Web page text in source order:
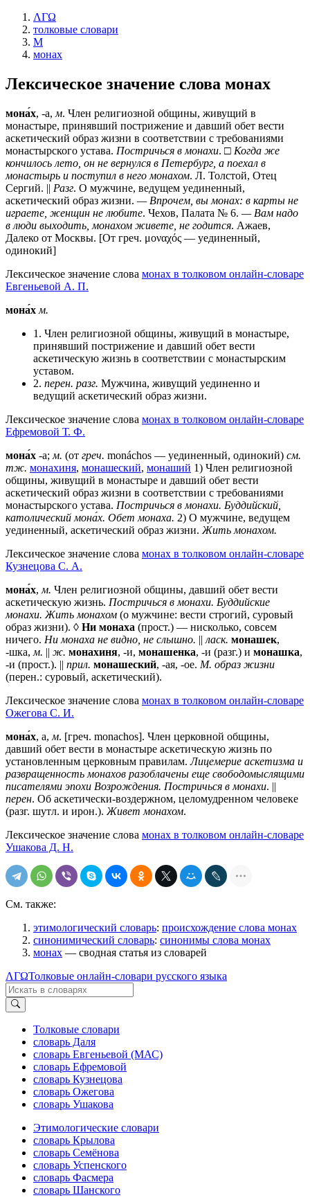
ΛΓΩ
толковые словари
М
монах
Лексическое значение слова монах
мона́х, -а, м. Член религиозной общины, живущий в
монастыре, принявший пострижение и давший обет вести
аскетический образ жизни в соответствии с требованиями
монастырского устава. Постричься в монахи. □ Когда же
кончилось лето, он не вернулся в Петербург, а поехал в
монастырь и поступил в него монахом. Л. Толстой, Отец
Сергий. || Разг. О мужчине, ведущем уединенный,
аскетический образ жизни. — Впрочем, вы монах: в карты не
играете, женщин не любите. Чехов, Палата № 6. — Вам надо
в люди выходить, монахом живете, не годится. Ажаев,
Далеко от Москвы. [От греч. μοναχός — уединенный,
одинокий]
Лексическое значение слова монах в толковом онлайн-словаре
Евгеньевой А. П.
мона́х м.
1. Член религиозной общины, живущий в монастыре,
принявший пострижение и давший обет вести
аскетическую жизнь в соответствии с монастырским
уставом.
2. перен. разг. Мужчина, живущий уединенно и
ведущий аскетический образ жизни.
Лексическое значение слова монах в толковом онлайн-словаре
Ефремовой Т. Ф.
мона́х -а; м. (от греч. monáchos — уединенный, одинокий) см.
тж. монахиня, монашеский, монаший 1) Член религиозной
общины, живущий в монастыре и давший обет вести
аскетический образ жизни в соответствии с требованиями
монастырского устава. Постричься в монахи. Буддийский,
католический мона́х. Обет монаха. 2) О мужчине, ведущем
уединенный, аскетический образ жизни. Жить монахом.
Лексическое значение слова монах в толковом онлайн-словаре
Кузнецова С. А.
мона́х, м. Член религиозной общины, давший обет вести
аскетическую жизнь. Постричься в монахи. Буддийские
монахи. Жить монахом (о мужчине: вести строгий, суровый
образ жизни). ◊ Ни монаха (прост.) — нисколько, совсем
ничего. Ни монаха не видно, не слышно. || ласк. монашек,
-шка, м. || ж. монахиня, -и, монашенка, -и (разг.) и монашка,
-и (прост.). || прил. монашеский, -ая, -ое. М. образ жизни
(перен.: суровый, аскетический).
Лексическое значение слова монах в толковом онлайн-словаре
Ожегова C. И.
мона́х, а, м. [греч. monachos]. Член церковной общины,
давший обет вести в монастыре аскетическую жизнь по
установленным церковным правилам.Лицемерие аскетизма и
развращенность монахов разоблачены еще свободомыслящими
писателями эпохи Возрождения. Постричься в монахи. ||
перен. Об аскетически-воздержном, целомудренном человеке
(разг. шутл. и ирон.). Живет монахом.
Лексическое значение слова монах в толковом онлайн-словаре
Ушакова Д. Н.
См. также:
этимологический словарь: происхождение слова монах
синонимический словарь: синонимы слова монах
монах — сводная статья из словарей
ΛΓΩТолковые онлайн-словари русского языка
Толковые словари
словарь Даля
словарь Евгеньевой (МАС)
словарь Ефремовой
словарь Кузнецова
словарь Ожегова
словарь Ушакова
Этимологические словари
словарь Крылова
словарь Семёнова
словарь Успенского
словарь Фасмера
словарь Шанского